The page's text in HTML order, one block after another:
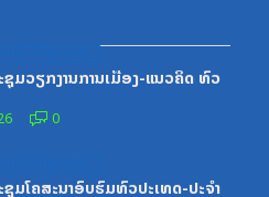
ຊຸມວຽກງານການເມືອງ-ແນວຄິດ ທົ່ວ
0
ຊຸມໂຄສະນາອົບຮົມທົ່ວປະເທດ-ປະຈໍາ